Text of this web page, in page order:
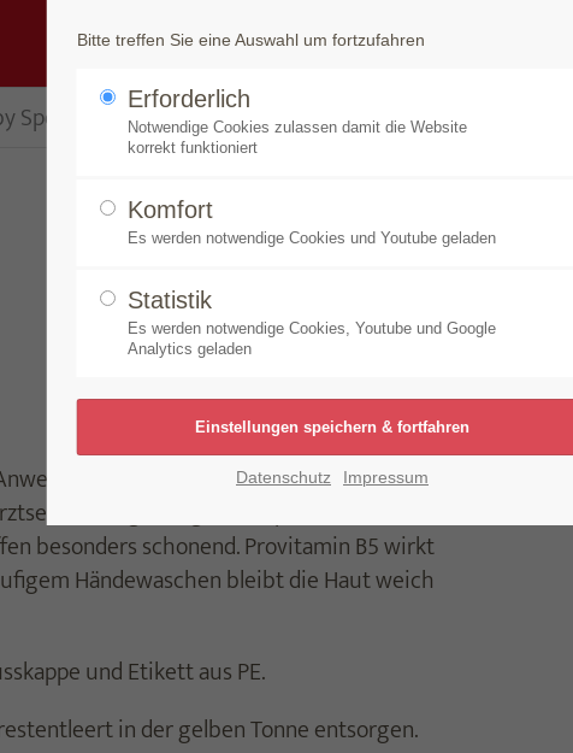
Produkte Speick-Pflanze Nachhaltigkeit
Speick Arztseife flüssig
empfohlen und speziell für die
flüssig reinigt beanspruchte und
besonders schonend. Provitamin B5 wirkt
Händewaschen bleibt die Haut weich
und Etikett aus PE.
in der gelben Tonne entsorgen.
Bitte treffen Sie eine Auswahl um fortzufahren
Erforderlich
Notwendige Cookies zulassen damit die Website
korrekt funktioniert
Komfort
Es werden notwendige Cookies und Youtube geladen
Statistik
Es werden notwendige Cookies, Youtube und Google
Analytics geladen
Datenschutz Impressum